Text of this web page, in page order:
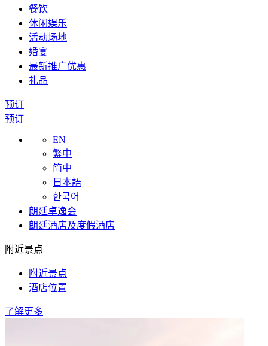
餐饮
休闲娱乐
活动场地
婚宴
最新推广优惠
礼品
预订
预订
EN
繁中
简中
日本語
한국어
朗廷卓逸会
朗廷酒店及度假酒店
附近景点
附近景点
酒店位置
了解更多